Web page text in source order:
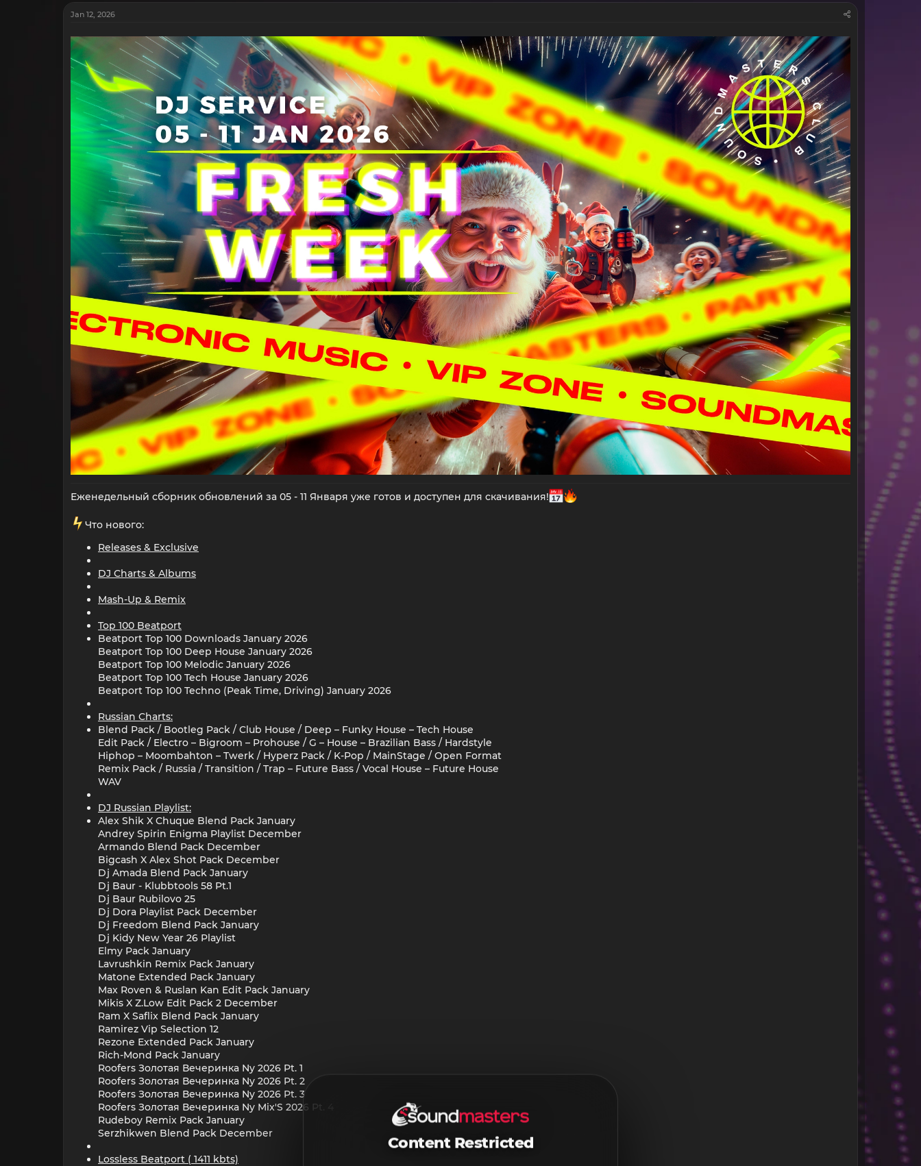
Jan 12, 2026
Еженедельный сборник обновлений за 05 - 11 Января уже готов и доступен для скачивания!
️Что нового:
Releases & Exclusive
DJ Charts & Albums
Mash-Up & Remix
Top 100 Beatport
Beatport Top 100 Downloads January 2026
Beatport Top 100 Deep House January 2026
Beatport Top 100 Melodic January 2026
Beatport Top 100 Tech House January 2026
Beatport Top 100 Techno (Peak Time, Driving) January 2026
Russian Charts:
Blend Pack / Bootleg Pack / Club House / Deep – Funky House – Tech House
Edit Pack / Electro – Bigroom – Prohouse / G – House – Brazilian Bass / Hardstyle
Hiphop – Moombahton – Twerk / Hyperz Pack / K-Pop / MainStage / Open Format
Remix Pack / Russia / Transition / Trap – Future Bass / Vocal House – Future House
WAV
DJ Russian Playlist:
Alex Shik X Chuque Blend Pack January
Andrey Spirin Enigma Playlist December
Armando Blend Pack December
Bigcash X Alex Shot Pack December
Dj Amada Blend Pack January
Dj Baur - Klubbtools 58 Pt.1
Dj Baur Rubilovo 25
Dj Dora Playlist Pack December
Dj Freedom Blend Pack January
Dj Kidy New Year 26 Playlist
Elmy Pack January
Lavrushkin Remix Pack January
Matone Extended Pack January
Max Roven & Ruslan Kan Edit Pack January
Mikis X Z.Low Edit Pack 2 December
Ram X Saflix Blend Pack January
Ramirez Vip Selection 12
Rezone Extended Pack January
Rich-Mond Pack January
Roofers Золотая Вечеринка Ny 2026 Pt. 1
Roofers Золотая Вечеринка Ny 2026 Pt. 2
Roofers Золотая Вечеринка Ny 2026 Pt. 3
Roofers Золотая Вечеринка Ny Mix'S 2026 Pt. 4
Rudeboy Remix Pack January
Serzhikwen Blend Pack December
Lossless Beatport ( 1411 kbts)
Content Restricted